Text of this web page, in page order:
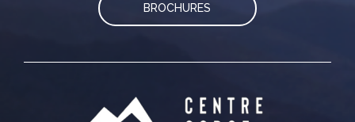
BROCHURES